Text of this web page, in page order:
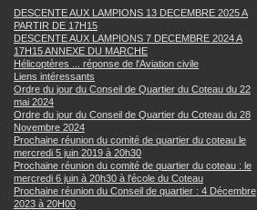
DESCENTE AUX LAMPIONS 13 DECEMBRE 2025 A
PARTIR DE 17H15
DESCENTE AUX LAMPIONS 7 DECEMBRE 2024 A
17H15 ANNEXE DU MARCHE
Hélicoptères ... réponse de l'Aviation civile
Liens intéressants
Ordre du jour du Conseil de Quartier du Coteau du 22
mai 2024
Ordre du jour du Conseil de Quartier du Coteau du 28
Novembre 2024
Prochaine réunion du comité de quartier du coteau le
mercredi 5 juin 2019 à 20h30
Prochaine réunion du comité de quartier du coteau : le
mercredi 6 juin à 20h30 à l'école du Coteau
Prochaine réunion du Conseil de quartier : 4 Décembre
2023 à 20H00